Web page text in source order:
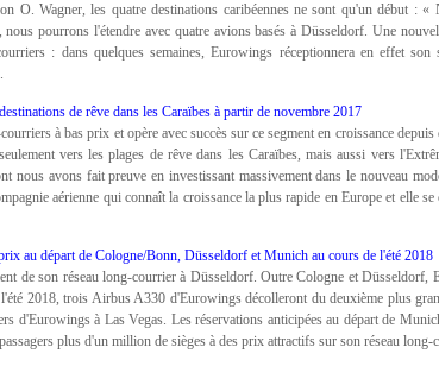
O. Wagner, les quatre destinations caribéennes ne sont qu'un début :
pourrons l'étendre avec quatre avions basés à Düsseldorf. Une
: dans quelques semaines, Eurowings réceptionnera en effet
de rêve dans les Caraïbes à partir de novembre 2017
à bas prix et opère avec succès sur ce segment en croissance depuis
vers les plages de rêve dans les Caraïbes, mais aussi vers
nous avons fait preuve en investissant massivement dans le nouveau
aérienne qui connaît la croissance la plus rapide en Europe et elle
au départ de Cologne/Bonn, Düsseldorf et Munich au cours de l'été 2018
de son réseau long-courrier à Düsseldorf. Outre Cologne et
2018, trois Airbus A330 d'Eurowings décolleront du deuxième plus
d'Eurowings à Las Vegas. Les réservations anticipées au départ de
plus d'un million de sièges à des prix attractifs sur son réseau long-